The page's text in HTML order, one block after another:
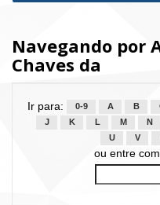
Navegando por
Chaves da
Ir para: 0-9 A B
J
K L M N
U
V
ou entre